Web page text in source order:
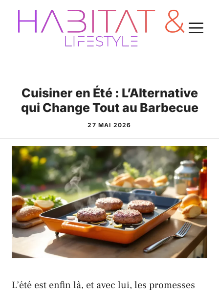
Aller
contenu
Cuisiner en Été : L’Alternative
qui Change Tout au Barbecue
27 MAI 2026
L’été est enfin là, et avec lui, les promesses